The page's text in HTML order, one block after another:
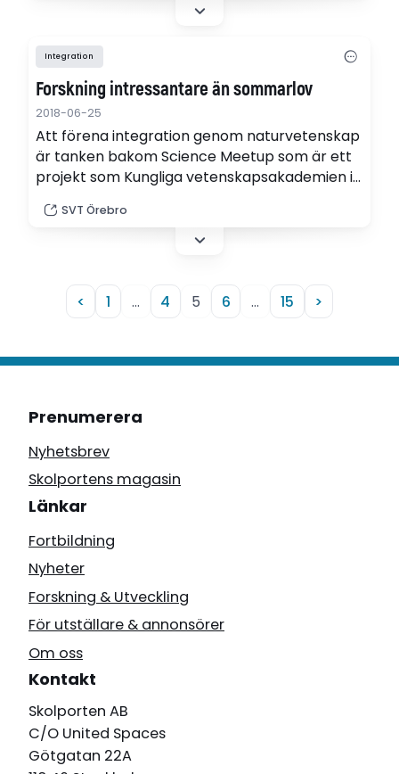
Integration
Forskning intressantare än sommarlov
2018-06-25
Att förena integration genom naturvetenskap
är tanken bakom Science Meetup som är ett
projekt som Kungliga vetenskapsakademien i
deltar och Örebro var först ut.
SVT Örebro
< 1 … 4 5 6 … 15 >
Prenumerera
Nyhetsbrev
Skolportens magasin
Länkar
Fortbildning
Nyheter
Forskning & Utveckling
För utställare & annonsörer
Om oss
Kontakt
Skolporten AB
C/O United Spaces
Götgatan 22A